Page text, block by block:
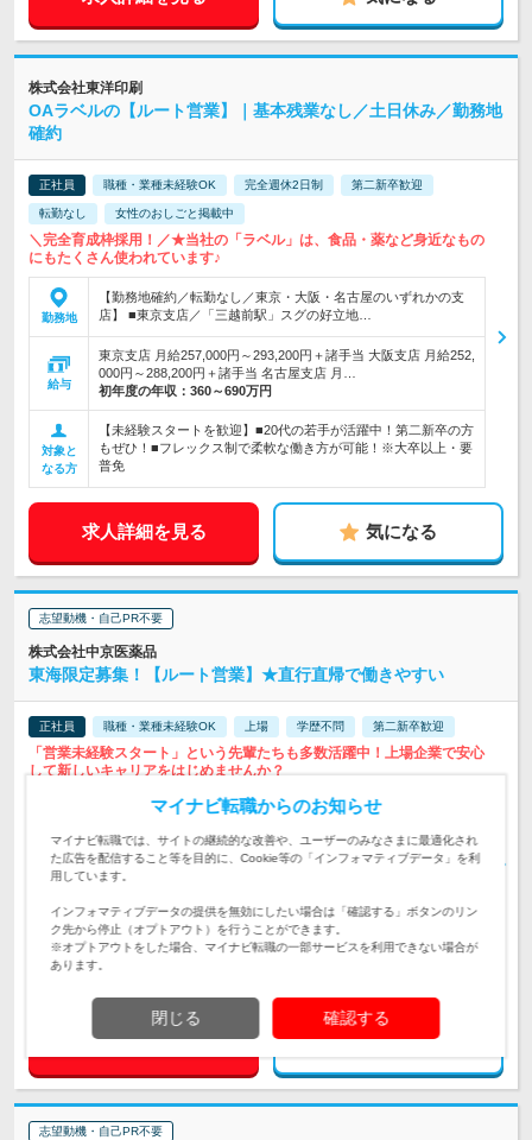
株式会社東洋印刷
OAラベルの【ルート営業】｜基本残業なし／土日休み／勤務地
確約
正社員 職種・業種未経験OK 完全週休2日制 第二新卒歓迎
転勤なし 女性のおしごと掲載中
＼完全育成枠採用！／★当社の「ラベル」は、食品・薬など身近なもの
にもたくさん使われています♪
勤務地
【勤務地確約／転勤なし／東京・大阪・名古屋のいずれかの支
店】 ■東京支店／「三越前駅」スグの好立地…
給与
東京支店 月給257,000円～293,200円＋諸手当 大阪支店 月給252,
000円～288,200円＋諸手当 名古屋支店 月…
初年度の年収： 360～690万円
対象と
なる方
【未経験スタートを歓迎】■20代の若手が活躍中！第二新卒の方
もぜひ！■フレックス制で柔軟な働き方が可能！※大卒以上・要
普免
求人詳細を見る 気になる
志望動機・自己PR不要
株式会社中京医薬品
東海限定募集！【ルート営業】★直行直帰で働きやすい
正社員 職種・業種未経験OK 上場 学歴不問 第二新卒歓迎
「営業未経験スタート」という先輩たちも多数活躍中！上場企業で安心
して新しいキャリアをはじめませんか？
◆東海限定募集！◆ ※希望勤務地をお伝えください！ ◆東海 岐
月給23万5,000円～31万6,500円 ※あなたの年齢・経験等により
決定いたします。 （上記給与には固定残業…
初年度の年収：
350～400万円
対象と
【未経験・第二新卒歓迎】◎44歳以下の方（※）◎要普免（AT
求人詳細を見る 気になる
志望動機・自己PR不要
マイナビ転職からのお知らせ
マイナビ転職では、サイトの継続的な改善や、ユーザーのみなさまに最適化され
た広告を配信すること等を目的に、Cookie等の「インフォマティブデータ」を利
用しています。
インフォマティブデータの提供を無効にしたい場合は「確認する」ボタンのリン
ク先から停止（オプトアウト）を行うことができます。
※オプトアウトをした場合、マイナビ転職の一部サービスを利用できない場合が
あります。
閉じる 確認する